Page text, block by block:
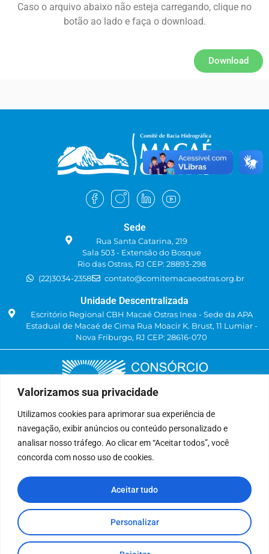
Valorizamos sua privacidade
Utilizamos cookies para aprimorar sua experiência de
navegação, exibir anúncios ou conteúdo personalizado e
analisar nosso tráfego. Ao clicar em “Aceitar todos”, você
concorda com nosso uso de cookies.
Personalizar
Aceitar tudo
Caso o arquivo abaixo não esteja carregando, clique no
botão ao lado e faça o download.
Download
Sede
Rua Santa Catarina, 219
Sala 503 - Extensão do Bosque
Rio das Ostras, RJ CEP: 28893-298
(22)3034-2358
contato@comitemacaeostras.org.br
Unidade Descentralizada
Escritório Regional CBH Macaé Ostras Inea - Sede da APA
Estadual de Macaé de Cima Rua Moacir K. Brust, 11 Lumiar -
Nova Friburgo, RJ CEP: 28616-070
Delegatária (CILSJ)
Rua: Avenida Um, n° 01, Lote 01, Quadra 11
Bairro: Jardins de São Pedro
São Pedro da Aldeia, RJ
(22) 9 8841-2358
secretariaexecutiva@cilsj.org.br